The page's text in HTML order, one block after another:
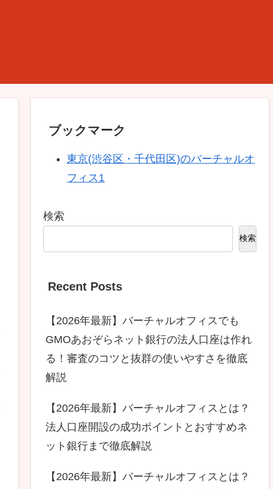
ブックマーク
東京(渋谷区・千代田区)のバーチャルオ
フィス1
検索
検索
Recent Posts
【2026年最新】バーチャルオフィスでも
GMOあおぞらネット銀行の法人口座は作れ
る！審査のコツと抜群の使いやすさを徹底
解説
【2026年最新】バーチャルオフィスとは？
法人口座開設の成功ポイントとおすすめネ
ット銀行まで徹底解説
【2026年最新】バーチャルオフィスとは？